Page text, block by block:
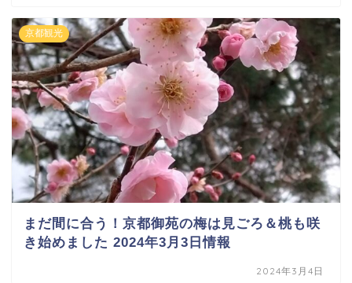
京都観光
まだ間に合う！京都御苑の梅は見ごろ＆桃も咲
き始めました 2024年3月3日情報
2024年3月4日